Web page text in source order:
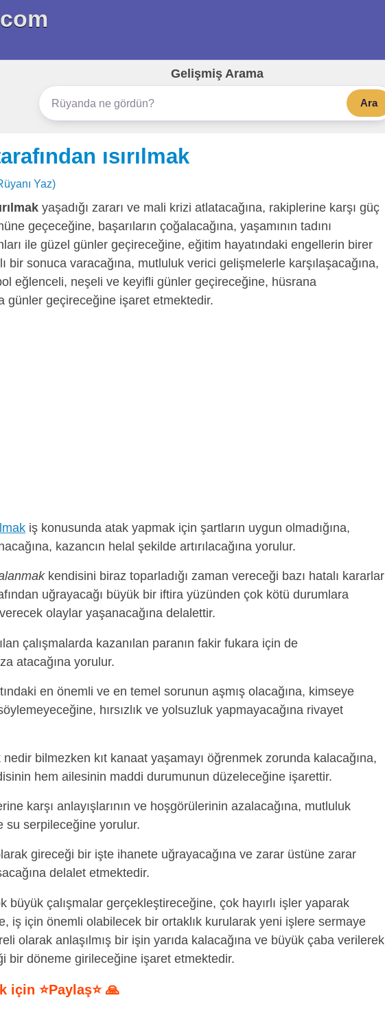
Gelişmiş Arama
Ara
ısırılmak
Yaz)
yaşadığı zararı ve mali krizi atlatacağına, rakiplerine karşı güç
geçeceğine, başarıların çoğalacağına, yaşamının tadını
ile güzel günler geçireceğine, eğitim hayatındaki engellerin birer
bir sonuca varacağına, mutluluk verici gelişmelerle karşılaşacağına,
eğlenceli, neşeli ve keyifli günler geçireceğine, hüsrana
günler geçireceğine işaret etmektedir.
iş konusunda atak yapmak için şartların uygun olmadığına,
kazancın helal şekilde artırılacağına yorulur.
kendisini biraz toparladığı zaman vereceği bazı hatalı kararlar
uğrayacağı büyük bir iftira yüzünden çok kötü durumlara
olaylar yaşanacağına delalettir.
çalışmalarda kazanılan paranın fakir fukara için de
atacağına yorulur.
en önemli ve en temel sorunun aşmış olacağına, kimseye
hırsızlık ve yolsuzluk yapmayacağına rivayet
nedir bilmezken kıt kanaat yaşamayı öğrenmek zorunda kalacağına,
hem ailesinin maddi durumunun düzeleceğine işarettir.
karşı anlayışlarının ve hoşgörülerinin azalacağına, mutluluk
su serpileceğine yorulur.
gireceği bir işte ihanete uğrayacağına ve zarar üstüne zarar
delalet etmektedir.
büyük çalışmalar gerçekleştireceğine, çok hayırlı işler yaparak
iş için önemli olabilecek bir ortaklık kurularak yeni işlere sermaye
olarak anlaşılmış bir işin yarıda kalacağına ve büyük çaba verilerek
bir döneme girileceğine işaret etmektedir.
⭐Paylaş⭐ 🙏